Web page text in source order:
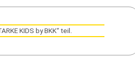
KIDS by BKK“ teil.